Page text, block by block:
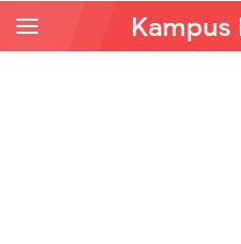
Kampus